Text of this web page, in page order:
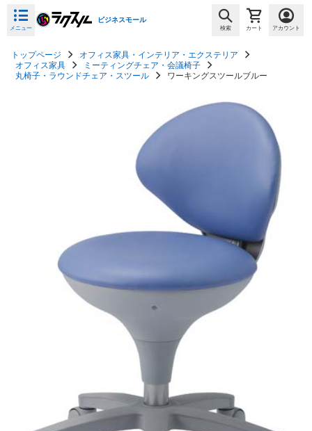
メニュー
ビジネスモール
検索 カート アカウント
トップページ
オフィス家具・インテリア・エクステリア
オフィス家具
ミーティングチェア・会議椅子
丸椅子・ラウンドチェア・スツール
ワーキングスツールブルー